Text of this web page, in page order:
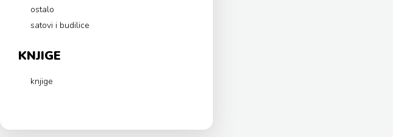
ostalo
satovi i budilice
KNJIGE
knjige